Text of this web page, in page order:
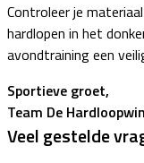
Controleer je
hardlopen in het
avondtraining een
Sportieve groet,
Team De
Veel gestelde